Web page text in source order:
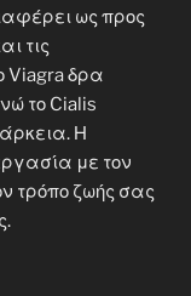
ως προς
τις
Viagra δρα
το Cialis
Η
με τον
τρόπο ζωής σας